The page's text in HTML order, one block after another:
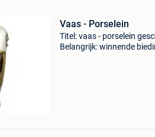
Vaas - Porselein
Titel: vaas - porselein
Belangrijk: winnende